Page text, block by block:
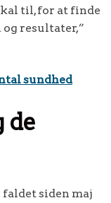
til, for at finde
resultater,”
sundhed
de
faldet siden maj